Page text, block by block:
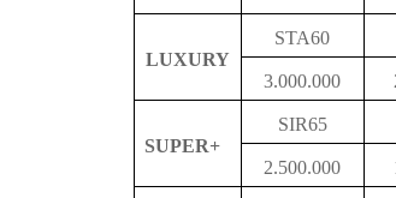
LUXURY
STA60
3.000.000
SUPER+
SIR65
2.500.000